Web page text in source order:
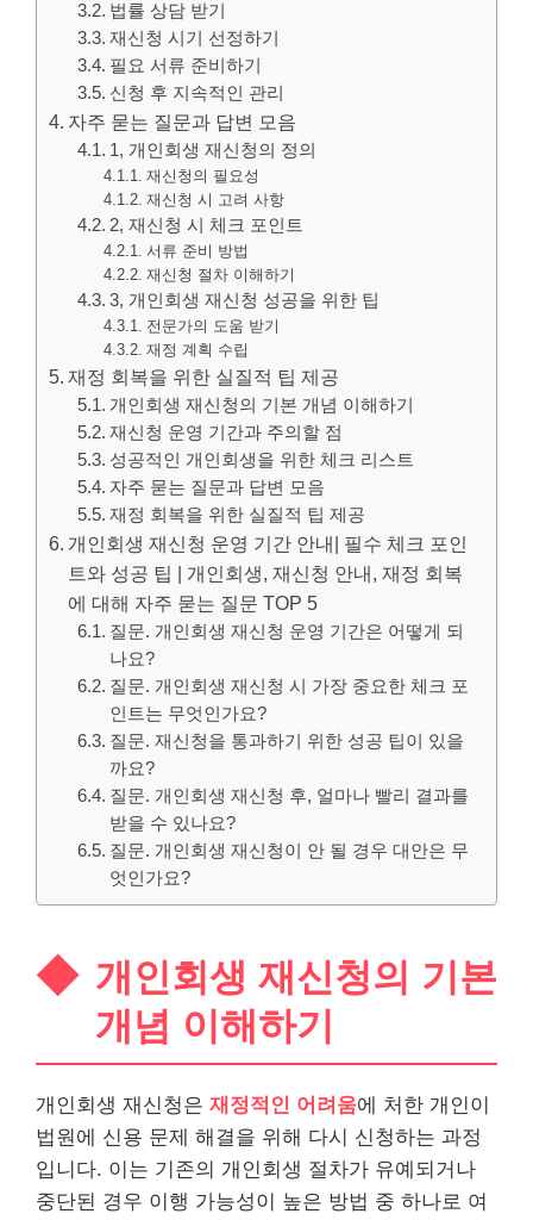
법률 상담 받기
재신청 시기 선정하기
필요 서류 준비하기
신청 후 지속적인 관리
자주 묻는 질문과 답변 모음
1, 개인회생 재신청의 정의
재신청의 필요성
재신청 시 고려 사항
2, 재신청 시 체크 포인트
서류 준비 방법
재신청 절차 이해하기
3, 개인회생 재신청 성공을 위한 팁
전문가의 도움 받기
재정 계획 수립
재정 회복을 위한 실질적 팁 제공
개인회생 재신청의 기본 개념 이해하기
재신청 운영 기간과 주의할 점
성공적인 개인회생을 위한 체크 리스트
자주 묻는 질문과 답변 모음
재정 회복을 위한 실질적 팁 제공
개인회생 재신청 운영 기간 안내| 필수 체크 포인
트와 성공 팁 | 개인회생, 재신청 안내, 재정 회복
에 대해 자주 묻는 질문 TOP 5
질문. 개인회생 재신청 운영 기간은 어떻게 되
나요?
질문. 개인회생 재신청 시 가장 중요한 체크 포
인트는 무엇인가요?
질문. 재신청을 통과하기 위한 성공 팁이 있을
까요?
질문. 개인회생 재신청 후, 얼마나 빨리 결과를
받을 수 있나요?
질문. 개인회생 재신청이 안 될 경우 대안은 무
엇인가요?
개인회생 재신청의 기본
개념 이해하기
개인회생 재신청은 재정적인 어려움에 처한 개인이
법원에 신용 문제 해결을 위해 다시 신청하는 과정
입니다. 이는 기존의 개인회생 절차가 유예되거나
중단된 경우 이행 가능성이 높은 방법 중 하나로 여